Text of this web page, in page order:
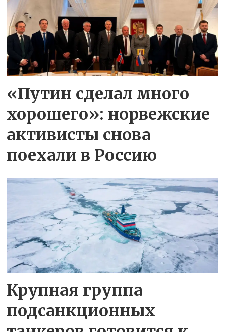
«Путин сделал много
хорошего»: норвежские
активисты снова
поехали в Россию
Крупная группа
подсанкционных